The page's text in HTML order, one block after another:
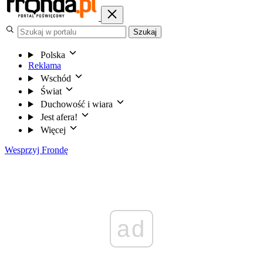
Szukaj
Polska
Reklama
Wschód
Świat
Duchowość i wiara
Jest afera!
Więcej
Wesprzyj Frondę
ad